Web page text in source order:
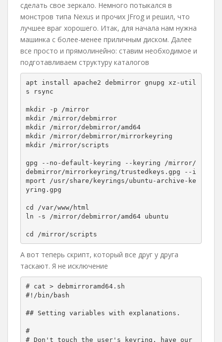
сделать свое зеркало. Немного потыкался в
монстров типа Nexus и прочих JFrog и решил, что
лучшее враг хорошего. Итак, для начала нам нужна
машинка с более-менее приличным диском. Далее
все просто и прямолинейно: ставим необходимое и
подготавливаем структуру каталогов
apt install apache2 debmirror gnupg xz-util
s rsync
mkdir -p /mirror
mkdir /mirror/debmirror
mkdir /mirror/debmirror/amd64
mkdir /mirror/debmirror/mirrorkeyring
mkdir /mirror/scripts
gpg --no-default-keyring --keyring /mirror/
debmirror/mirrorkeyring/trustedkeys.gpg --i
mport /usr/share/keyrings/ubuntu-archive-ke
yring.gpg
cd /var/www/html
ln -s /mirror/debmirror/amd64 ubuntu
cd /mirror/scripts
А вот теперь скрипт, который все друг у друга
таскают. Я не исключение
# cat > debmirroramd64.sh
#!/bin/bash
## Setting variables with explanations.
#
# Don't touch the user's keyring, have our